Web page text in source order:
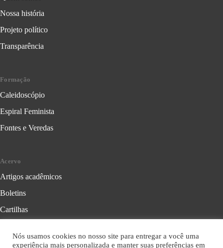
Nossa história
Projeto político
Transparência
Formação
Caleidoscópio
Espiral Feminista
Fontes e Veredas
Acervo
Artigos acadêmicos
Boletins
Cartilhas
Folhetos
Nós usamos cookies no nosso site para entregar a você uma
experiência mais personalizada e manter suas preferências em